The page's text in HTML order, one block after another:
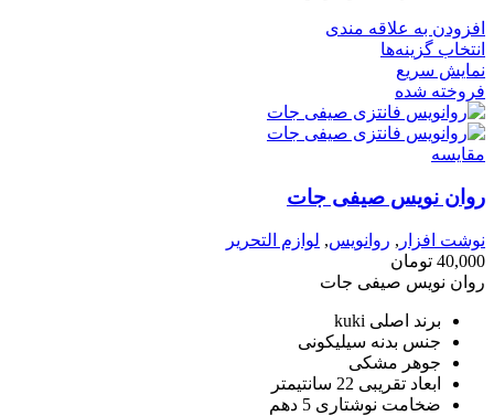
افزودن به علاقه مندی
انتخاب گزینه‌ها
نمایش سریع
فروخته شده
مقايسه
روان نویس صیفی جات
نوشت افزار , روانویس, لوازم التحریر
40,000 تومان
روان نویس صیفی جات
برند اصلی kuki
جنس بدنه سیلیکونی
جوهر مشکی
ابعاد تقریبی 22 سانتیمتر
ضخامت نوشتاری 5 دهم